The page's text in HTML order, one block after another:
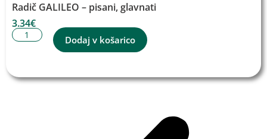
Radič GALILEO – pisani, glavnati
3.34€
Dodaj v košarico